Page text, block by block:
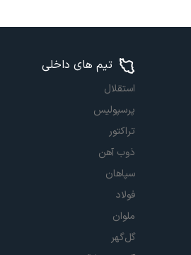
تیم های داخلی
استقلال
پرسپولیس
تراکتور
ذوب آهن
سپاهان
فولاد
ملوان
گل‌گهر